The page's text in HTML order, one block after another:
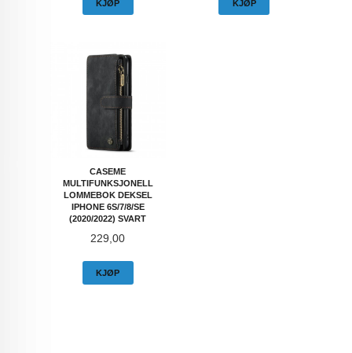
KJØP KJØP
CASEME
MULTIFUNKSJONELL
LOMMEBOK DEKSEL
IPHONE 6S/7/8/SE
(2020/2022) SVART
Pris
229,00
KJØP